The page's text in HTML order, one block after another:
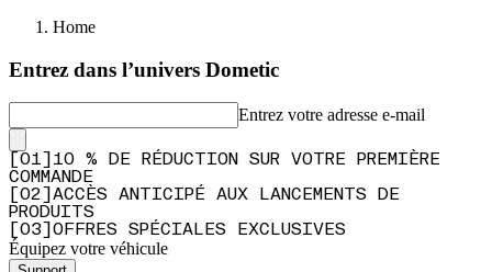
Home
Entrez dans l’univers Dometic
Entrez votre adresse e-mail
01
10 % DE RÉDUCTION SUR VOTRE PREMIÈRE
COMMANDE
02
ACCÈS ANTICIPÉ AUX LANCEMENTS DE
PRODUITS
03 OFFRES SPÉCIALES EXCLUSIVES
Équipez votre véhicule